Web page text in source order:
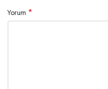
Yorum *